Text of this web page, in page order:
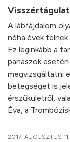
A lábfájdalom
néha évek
Ez leginkább a
panaszok
megvizsgáltatni
betegséget is
érszűkületről,
Éva, a
2017. AUGUSZTUS 11.